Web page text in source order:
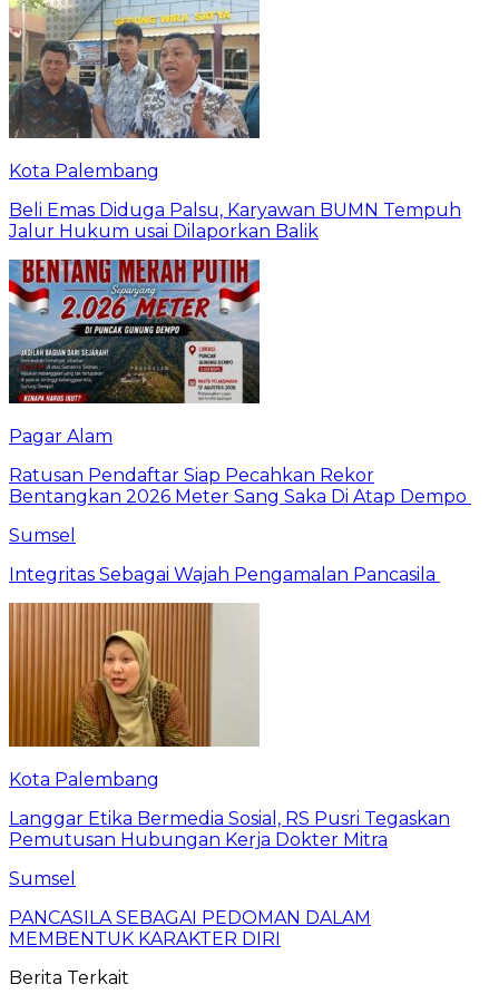
Kota Palembang
Beli Emas Diduga Palsu, Karyawan BUMN Tempuh
Jalur Hukum usai Dilaporkan Balik
Pagar Alam
Ratusan Pendaftar Siap Pecahkan Rekor
Bentangkan 2026 Meter Sang Saka Di Atap Dempo
Sumsel
Integritas Sebagai Wajah Pengamalan Pancasila
Kota Palembang
Langgar Etika Bermedia Sosial, RS Pusri Tegaskan
Pemutusan Hubungan Kerja Dokter Mitra
Sumsel
PANCASILA SEBAGAI PEDOMAN DALAM
MEMBENTUK KARAKTER DIRI
Berita Terkait